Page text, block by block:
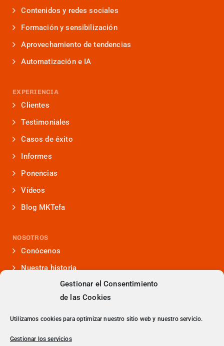
Gestionar el Consentimiento
de las Cookies
Utilizamos cookies para optimizar nuestro sitio web y nuestro servicio.
Gestionar los servicios
Contenidos y redes sociales
Formación y sensibilización
Aprovechamiento de tendencias
Automatización e IA
EXPERIENCIA
Clientes
Testimoniales
Casos de éxito
Informes
Ponencias
Vídeos
Blog MKTefa
NOSOTROS
Conócenos
Nuestra historia
Iniciativas que lideramos
Noticias y eventos
Presencia en medios
¿Hablamos?